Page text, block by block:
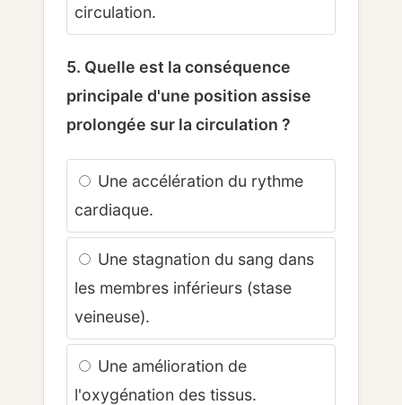
circulation.
5. Quelle est la conséquence
principale d'une position assise
prolongée sur la circulation ?
Une accélération du rythme
cardiaque.
Une stagnation du sang dans
les membres inférieurs (stase
veineuse).
Une amélioration de
l'oxygénation des tissus.